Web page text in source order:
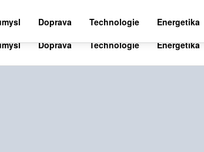
Doprava Technologie Energetika